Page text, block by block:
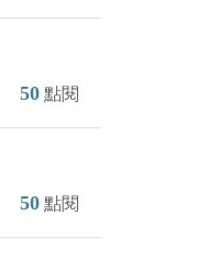
50 點閱
50 點閱